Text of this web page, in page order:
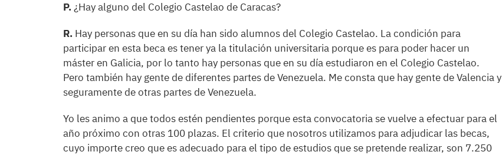
P. ¿Hay alguno del Colegio Castelao de Caracas?
R. Hay personas que en su día han sido alumnos del Colegio Castelao. La condición para
participar en esta beca es tener ya la titulación universitaria porque es para poder hacer un
máster en Galicia, por lo tanto hay personas que en su día estudiaron en el Colegio Castelao.
Pero también hay gente de diferentes partes de Venezuela. Me consta que hay gente de Valencia y
seguramente de otras partes de Venezuela.
Yo les animo a que todos estén pendientes porque esta convocatoria se vuelve a efectuar para el
año próximo con otras 100 plazas. El criterio que nosotros utilizamos para adjudicar las becas,
cuyo importe creo que es adecuado para el tipo de estudios que se pretende realizar, son 7.250